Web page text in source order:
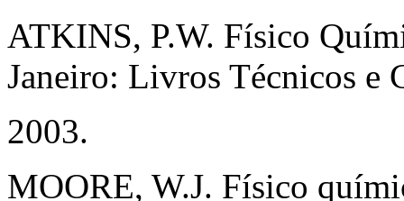
ATKINS, P.W. Físico
Janeiro: Livros Técnicos e
2003.
MOORE, W.J. Físico